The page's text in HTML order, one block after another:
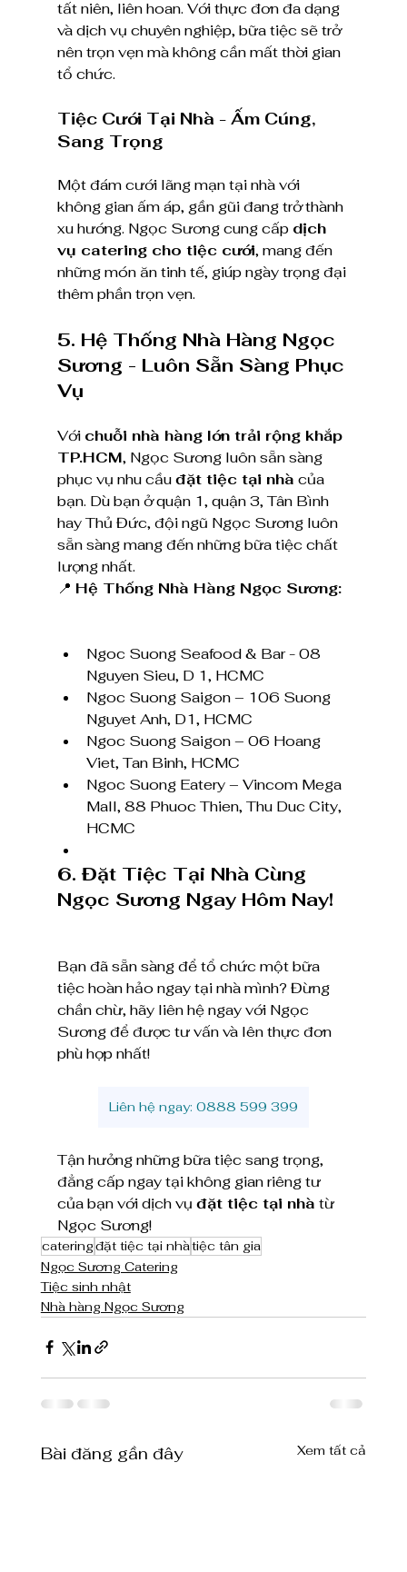
tất niên, liên hoan. Với thực đơn đa dạng
và dịch vụ chuyên nghiệp, bữa tiệc sẽ trở
nên trọn vẹn mà không cần mất thời gian
tổ chức.
Tiệc Cưới Tại Nhà - Ấm Cúng,
Sang Trọng
Một đám cưới lãng mạn tại nhà với
không gian ấm áp, gần gũi đang trở thành
xu hướng. Ngọc Sương cung cấp dịch
vụ catering cho tiệc cưới, mang đến
những món ăn tinh tế, giúp ngày trọng đại
thêm phần trọn vẹn.
5. Hệ Thống Nhà Hàng Ngọc
Sương - Luôn Sẵn Sàng Phục
Vụ
Với chuỗi nhà hàng lớn trải rộng khắp
TP.HCM, Ngọc Sương luôn sẵn sàng
phục vụ nhu cầu đặt tiệc tại nhà của
bạn. Dù bạn ở quận 1, quận 3, Tân Bình
hay Thủ Đức, đội ngũ Ngọc Sương luôn
sẵn sàng mang đến những bữa tiệc chất
lượng nhất.
📍 Hệ Thống Nhà Hàng Ngọc Sương:
Ngoc Suong Seafood & Bar - 08
Nguyen Sieu, D 1, HCMC
Ngoc Suong Saigon – 106 Suong
Nguyet Anh, D1, HCMC
Ngoc Suong Saigon – 06 Hoang
Viet, Tan Binh, HCMC
Ngoc Suong Eatery – Vincom Mega
Mall, 88 Phuoc Thien, Thu Duc City,
HCMC
6. Đặt Tiệc Tại Nhà Cùng
Ngọc Sương Ngay Hôm Nay!
Bạn đã sẵn sàng để tổ chức một bữa
tiệc hoàn hảo ngay tại nhà mình? Đừng
chần chừ, hãy liên hệ ngay với Ngọc
Sương để được tư vấn và lên thực đơn
phù hợp nhất!
Liên hệ ngay: 0888 599 399
Tận hưởng những bữa tiệc sang trọng,
đẳng cấp ngay tại không gian riêng tư
của bạn với dịch vụ đặt tiệc tại nhà từ
Ngọc Sương!
cateringđặt tiệc tại nhàtiệc tân gia
Ngọc Sương Catering
Tiệc sinh nhật
Nhà hàng Ngọc Sương
Bài đăng gần đây Xem tất cả